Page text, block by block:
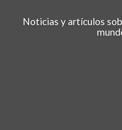
Noticias y artículos